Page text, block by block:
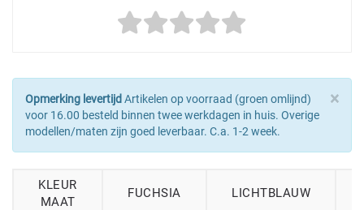
×
Opmerking levertijd Artikelen op voorraad (groen omlijnd)
voor 16.00 besteld binnen twee werkdagen in huis. Overige
modellen/maten zijn goed leverbaar. C.a. 1-2 week.
KLEUR
MAAT
FUCHSIA LICHTBLAUW